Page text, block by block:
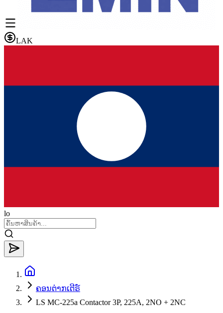
LAK
lo
ຄອນຕ່າກເຕີຣ໌
LS MC-225a Contactor 3P, 225A, 2NO + 2NC